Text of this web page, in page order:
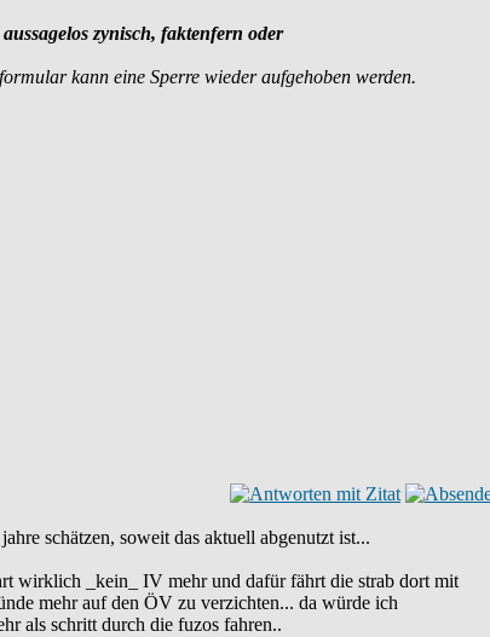
zynisch, faktenfern oder
kann eine Sperre wieder aufgehoben werden.
schätzen, soweit das aktuell abgenutzt ist...
wirklich _kein_ IV mehr und dafür fährt die strab dort mit
mehr auf den ÖV zu verzichten... da würde ich
als schritt durch die fuzos fahren..